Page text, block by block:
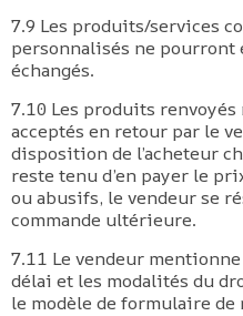
7.9 Les produits/services
personnalisés ne pourront
échangés.
7.10 Les produits
acceptés en retour par le
disposition de l’acheteur
reste tenu d’en payer le
ou abusifs, le vendeur se
commande ultérieure.
7.11 Le vendeur
délai et les modalités du
le modèle de formulaire